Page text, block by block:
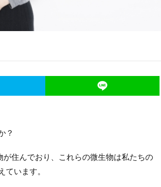
？
住んでおり、これらの微生物は私たちの
います。